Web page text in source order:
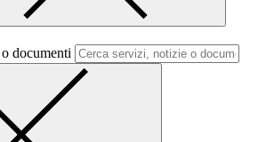
documenti